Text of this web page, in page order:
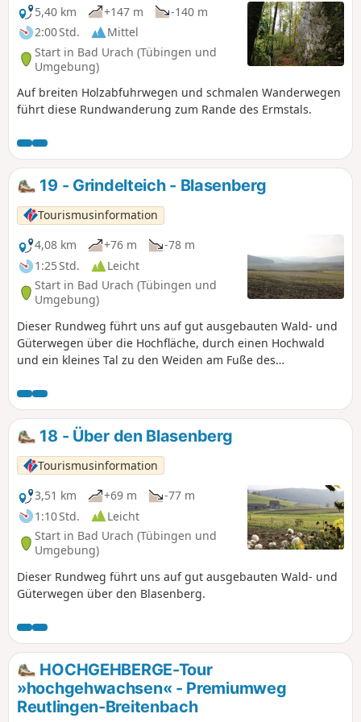
5,40 km
+147 m
-140 m
2:00 Std.
Mittel
Start in Bad Urach (Tübingen und
Umgebung)
Auf breiten Holzabfuhrwegen und schmalen Wanderwegen
führt diese Rundwanderung zum Rande des Ermstals.
19 - Grindelteich - Blasenberg
Tourismusinformation
4,08 km
+76 m
-78 m
1:25 Std.
Leicht
Start in Bad Urach (Tübingen und
Umgebung)
Dieser Rundweg führt uns auf gut ausgebauten Wald- und
Güterwegen über die Hochfläche, durch einen Hochwald
und ein kleines Tal zu den Weiden am Fuße des
18 - Über den Blasenberg
Tourismusinformation
3,51 km
+69 m
-77 m
1:10 Std.
Leicht
Start in Bad Urach (Tübingen und
Umgebung)
Dieser Rundweg führt uns auf gut ausgebauten Wald- und
Güterwegen über den Blasenberg.
HOCHGEHBERGE-Tour
»hochgehwachsen« - Premiumweg
Reutlingen-Breitenbach